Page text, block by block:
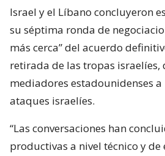
Israel y el Líbano concluyeron
su séptima ronda de
más cerca” del acuerdo
retirada de las tropas israelíes,
mediadores estadounidenses
ataques israelíes.
“Las conversaciones han
productivas a nivel técnico y de